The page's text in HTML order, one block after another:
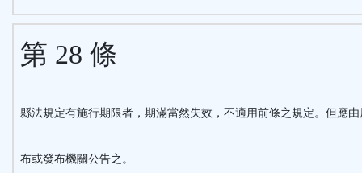
第 28 條
縣法規定有施行期限者，期滿當然失效，不適用前條之規定。但應由
布或發布機關公告之。